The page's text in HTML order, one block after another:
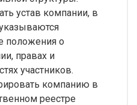
устав компании, в
положения о
правах и
участников.
компанию в
реестре